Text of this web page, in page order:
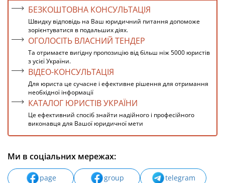
БЕЗКОШТОВНА КОНСУЛЬТАЦІЯ
Швидку відповідь на Ваш юридичний питання допоможе
зорієнтуватися в подальших діях.
ОГОЛОСІТЬ ВЛАСНИЙ ТЕНДЕР
Та отримаєте вигідну пропозицію від більш ніж 5000 юристів
з усієї України.
ВІДЕО-КОНСУЛЬТАЦІЯ
Для юриста це сучасне і ефективне рішення для отримання
необхідної інформації
КАТАЛОГ ЮРИСТІВ УКРАЇНИ
Це ефективний спосіб знайти надійного і професійного
виконавця для Вашої юридичної мети
Ми в соціальних мережах:
page group
telegram